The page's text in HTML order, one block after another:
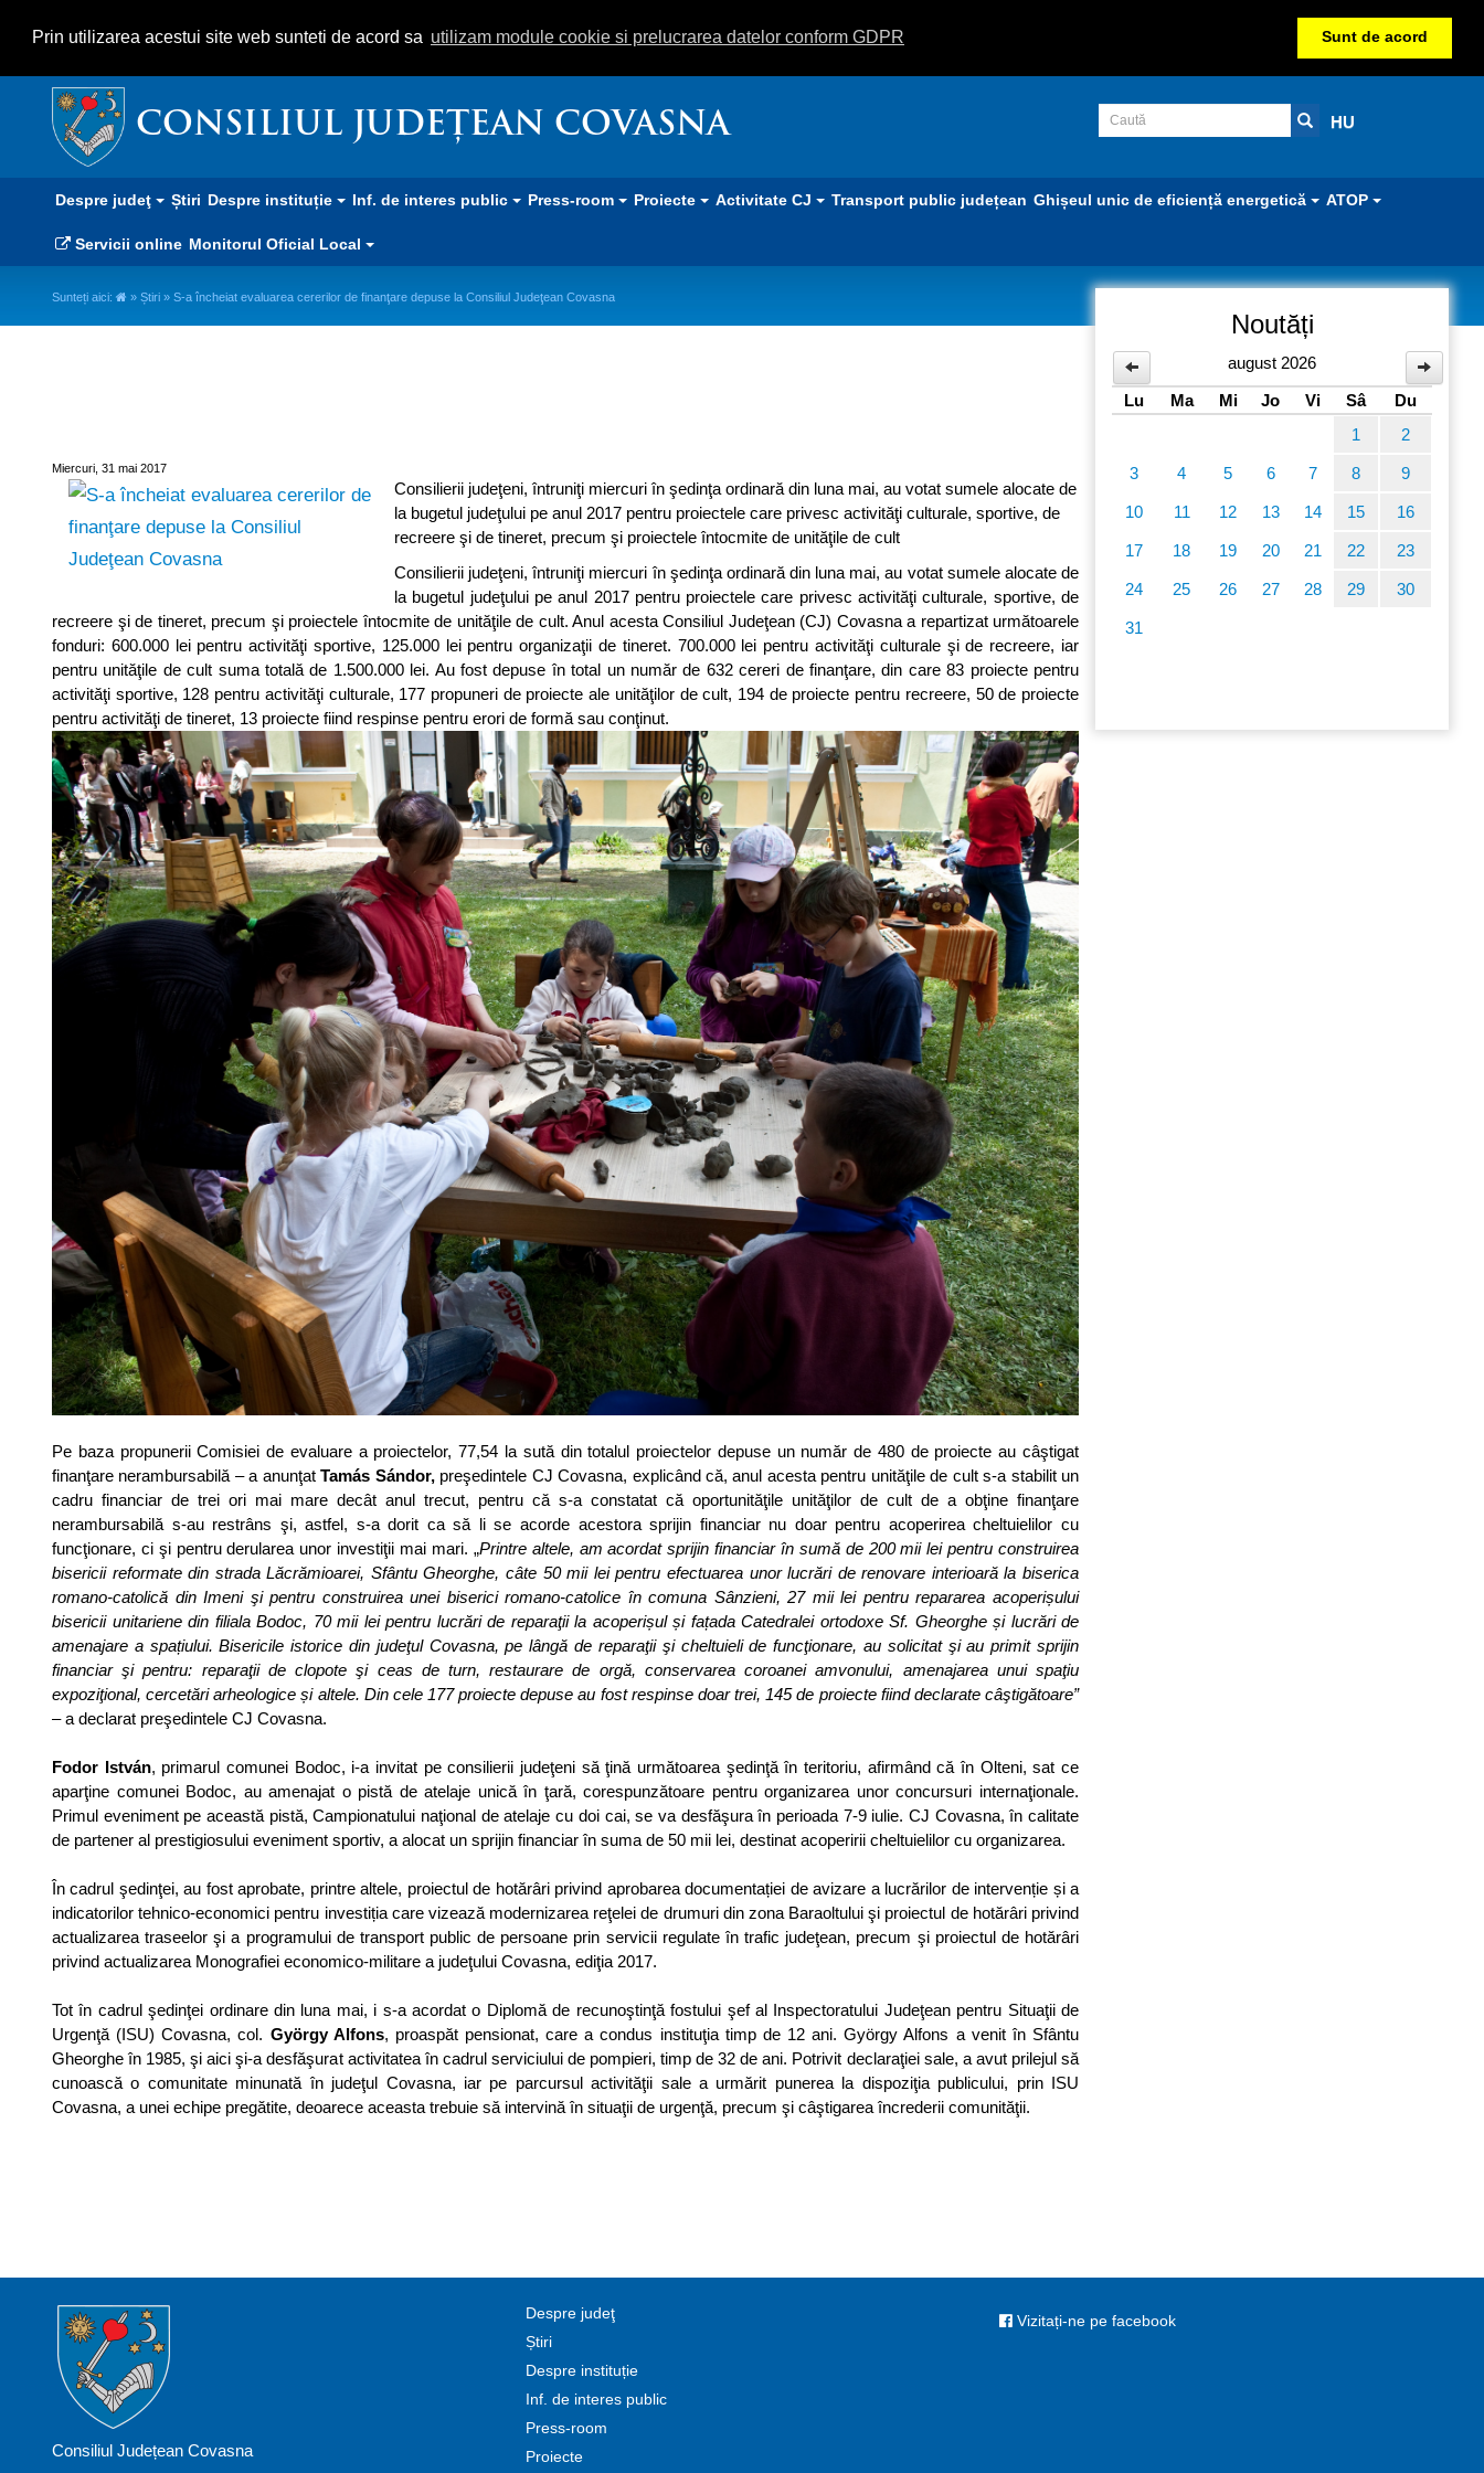
Prin utilizarea acestui site web sunteti de acord sa utilizam module cookie si prelucrarea datelor conform GDPR Sunt de acord
CONSILIUL JUDEȚEAN COVASNA HU
Despre judeţ Știri Despre instituție Inf. de interes public Press-room Proiecte Activitate CJ Transport public județean Ghișeul unic de eficiență energetică ATOP
Servicii online Monitorul Oficial Local
Sunteți aici: » Știri » S-a încheiat evaluarea cererilor de finanţare depuse la Consiliul Judeţean Covasna
Miercuri, 31 mai 2017
Consilierii judeţeni, întruniţi miercuri în şedinţa ordinară din luna mai, au votat sumele alocate de
la bugetul judeţului pe anul 2017 pentru proiectele care privesc activităţi culturale, sportive, de
recreere şi de tineret, precum şi proiectele întocmite de unităţile de cult
Consilierii judeţeni, întruniţi miercuri în şedinţa ordinară din luna mai, au votat sumele alocate de
la bugetul judeţului pe anul 2017 pentru proiectele care privesc activităţi culturale, sportive, de
recreere şi de tineret, precum şi proiectele întocmite de unităţile de cult. Anul acesta Consiliul Judeţean (CJ) Covasna a repartizat următoarele
fonduri: 600.000 lei pentru activităţi sportive, 125.000 lei pentru organizaţii de tineret. 700.000 lei pentru activităţi culturale şi de recreere, iar
pentru unităţile de cult suma totală de 1.500.000 lei. Au fost depuse în total un număr de 632 cereri de finanţare, din care 83 proiecte pentru
activităţi sportive, 128 pentru activităţi culturale, 177 propuneri de proiecte ale unităţilor de cult, 194 de proiecte pentru recreere, 50 de proiecte
pentru activităţi de tineret, 13 proiecte fiind respinse pentru erori de formă sau conţinut.
Pe baza propunerii Comisiei de evaluare a proiectelor, 77,54 la sută din totalul proiectelor depuse un număr de 480 de proiecte au câştigat
finanţare nerambursabilă – a anunţatTamás Sándor,preşedintele CJ Covasna, explicând că, anul acesta pentru unităţile de cult s-a stabilit un
cadru financiar de trei ori mai mare decât anul trecut, pentru că s-a constatat că oportunităţile unităţilor de cult de a obţine finanţare
nerambursabilă s-au restrâns şi, astfel, s-a dorit ca să li se acorde acestora sprijin financiar nu doar pentru acoperirea cheltuielilor cu
funcţionare, ci şi pentru derularea unor investiţii mai mari. „Printre altele, am acordat sprijin financiar în sumă de 200 mii lei pentru construirea
bisericii reformate din strada Lăcrămioarei, Sfântu Gheorghe, câte 50 mii lei pentru efectuarea unor lucrări de renovare interioară la biserica
romano-catolică din Imeni şi pentru construirea unei biserici romano-catolice în comuna Sânzieni, 27 mii lei pentru repararea acoperișului
bisericii unitariene din filiala Bodoc, 70 mii lei pentru lucrări de reparaţii la acoperișul și fațada Catedralei ortodoxe Sf. Gheorghe și lucrări de
amenajare a spațiului. Bisericile istorice din judeţul Covasna, pe lângă de reparaţii şi cheltuieli de funcţionare, au solicitat şi au primit sprijin
financiar şi pentru: reparaţii de clopote şi ceas de turn, restaurare de orgă, conservarea coroanei amvonului, amenajarea unui spaţiu
expoziţional, cercetări arheologice și altele. Din cele 177 proiecte depuse au fost respinse doar trei, 145 de proiecte fiind declarate câştigătoare”
– a declarat preşedintele CJ Covasna.
Fodor István, primarul comunei Bodoc, i-a invitat pe consilierii judeţeni să ţină următoarea şedinţă în teritoriu, afirmând că în Olteni, sat ce
aparţine comunei Bodoc, au amenajat o pistă de atelaje unică în ţară, corespunzătoare pentru organizarea unor concursuri internaţionale.
Primul eveniment pe această pistă, Campionatului naţional de atelaje cu doi cai, se va desfăşura în perioada 7-9 iulie. CJ Covasna, în calitate
de partener al prestigiosului eveniment sportiv, a alocat un sprijin financiar în suma de 50 mii lei, destinat acoperirii cheltuielilor cu organizarea.
În cadrul şedinţei, au fost aprobate, printre altele, proiectul de hotărâri privind aprobarea documentației de avizare a lucrărilor de intervenție și a
indicatorilor tehnico-economici pentru investiția care vizează modernizarea reţelei de drumuri din zona Baraoltului şi proiectul de hotărâri privind
actualizarea traseelor şi a programului de transport public de persoane prin servicii regulate în trafic judeţean, precum şi proiectul de hotărâri
privind actualizarea Monografiei economico-militare a judeţului Covasna, ediţia 2017.
Tot în cadrul şedinţei ordinare din luna mai, i s-a acordat o Diplomă de recunoştinţă fostului şef al Inspectoratului Judeţean pentru Situaţii de
Urgenţă (ISU) Covasna, col. György Alfons, proaspăt pensionat, care a condus instituţia timp de 12 ani. György Alfons a venit în Sfântu
Gheorghe în 1985, şi aici şi-a desfăşurat activitatea în cadrul serviciului de pompieri, timp de 32 de ani. Potrivit declaraţiei sale, a avut prilejul să
cunoască o comunitate minunată în judeţul Covasna, iar pe parcursul activităţii sale a urmărit punerea la dispoziţia publicului, prin ISU
Covasna, a unei echipe pregătite, deoarece aceasta trebuie să intervină în situaţii de urgenţă, precum şi câştigarea încrederii comunităţii.
Noutăți
august 2026
Lu
Ma Mi Jo Vi Sâ
Du
1
2
3 4 5 6 7 8 9
10 11 12 13 14 15 16
17 18 19 20 21 22 23
24 25 26 27 28 29 30
31
Consiliul Județean Covasna
Despre judeţ
Știri
Despre instituție
Inf. de interes public
Press-room
Proiecte
Vizitați-ne pe facebook